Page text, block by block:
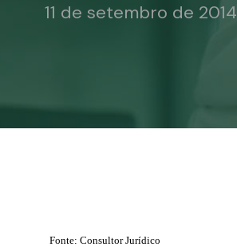
11 de setembro de 2014
Fonte: Consultor Jurídico